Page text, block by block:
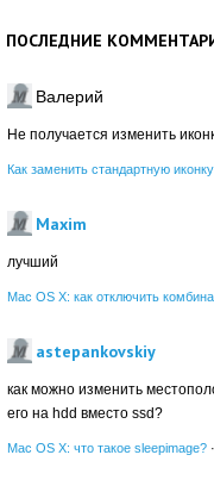
ПОСЛЕДНИЕ
Валерий
Не получается изменить
Как заменить стандартную
Maxim
лучший
Mac OS X: как отключить
astepankovskiy
как можно изменить
его на hdd вместо ssd?
Mac OS X: что такое sleepimage? ·